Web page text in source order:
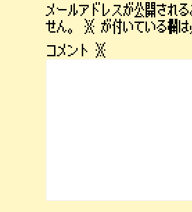
メールアドレスが公開され
せん。
※ が付いている欄
コメント ※